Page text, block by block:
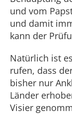
und vom
und damit
kann der
Natürlich ist
rufen, dass
bisher nur
Länder
Visier